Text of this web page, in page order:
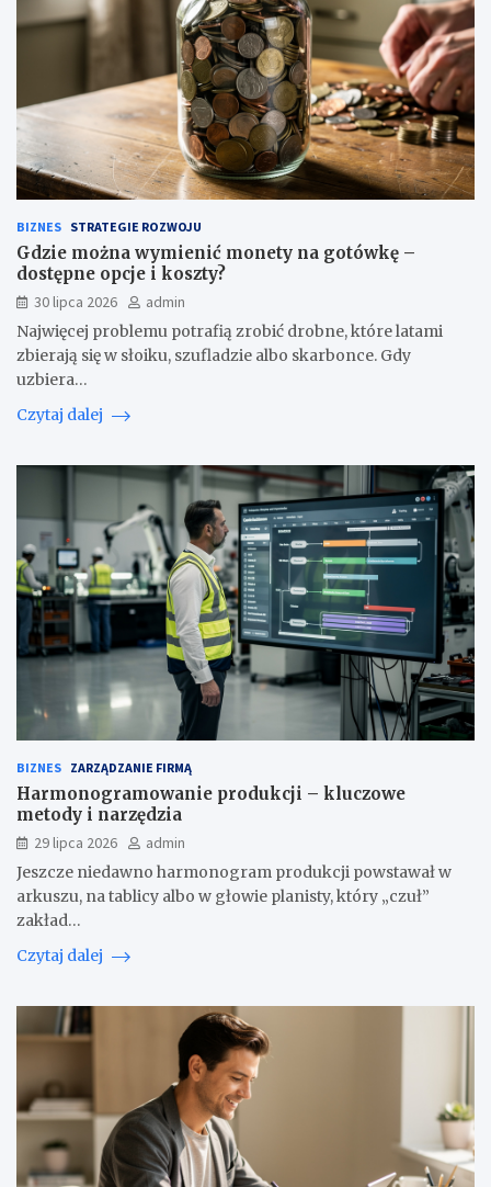
BIZNES STRATEGIE ROZWOJU
Gdzie można wymienić monety na gotówkę –
dostępne opcje i koszty?
30 lipca 2026
admin
Najwięcej problemu potrafią zrobić drobne, które latami
zbierają się w słoiku, szufladzie albo skarbonce. Gdy
uzbiera…
Czytaj dalej
BIZNES ZARZĄDZANIE FIRMĄ
Harmonogramowanie produkcji – kluczowe
metody i narzędzia
29 lipca 2026
admin
Jeszcze niedawno harmonogram produkcji powstawał w
arkuszu, na tablicy albo w głowie planisty, który „czuł”
zakład…
Czytaj dalej